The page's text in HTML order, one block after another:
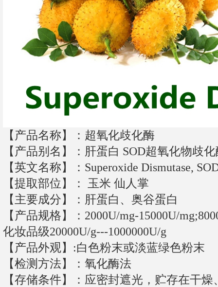
【产品名称】： 超氧化歧化酶
【产品别名】：肝蛋白 SOD超氧化物歧
【英文名称】：Superoxide Dismutase,
【提取部位】： 玉米 仙人掌
【主要成分】：肝蛋白、奥谷蛋白
【产品规格】：2000U/mg-15000U/
化妆品级20000U/g---1000000U/g
【产品外观】:白色粉末或淡蓝绿色粉末
【检测方法】：氧化酶法
【存储条件】：应密封遮光，贮存在干